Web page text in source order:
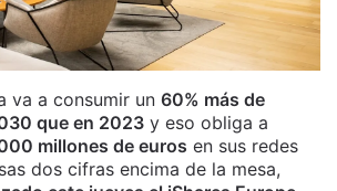
va a consumir un 60% más de
que en 2023 y eso obliga a
millones de euros en sus redes
dos cifras encima de la mesa,